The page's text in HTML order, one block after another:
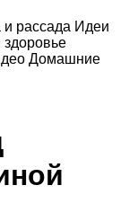
рассада Идеи
здоровье
Домашние